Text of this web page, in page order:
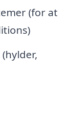
(for at